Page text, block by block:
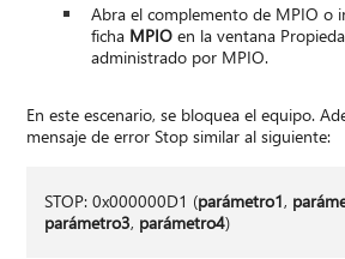
Abra el complemento de MPIO o
ficha MPIO en la ventana
administrado por MPIO.
En este escenario, se bloquea el equipo.
mensaje de error Stop similar al siguiente:
STOP: 0x000000D1 (parámetro1,
parámetro3, parámetro4)